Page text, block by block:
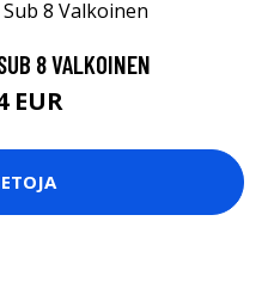
8 VALKOINEN
EUR